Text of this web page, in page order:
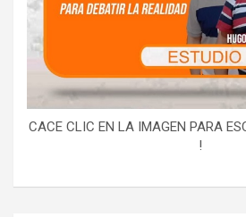
CACE CLIC EN LA IMAGEN PARA
!